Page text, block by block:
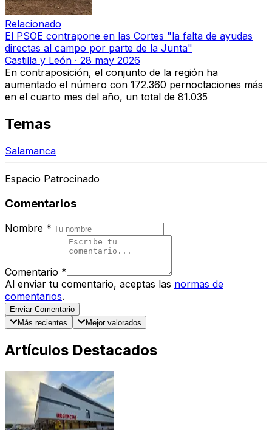
Relacionado
El PSOE contrapone en las Cortes "la falta de ayudas
directas al campo por parte de la Junta"
Castilla y León · 28 may 2026
En contraposición, el conjunto de la región ha
aumentado el número con 172.360 pernoctaciones más
en el cuarto mes del año, un total de 81.035
Temas
Salamanca
Espacio Patrocinado
Comentarios
Nombre *
Comentario *
Al enviar tu comentario, aceptas las normas de
comentarios.
Enviar Comentario
Más recientes
Mejor valorados
Artículos Destacados